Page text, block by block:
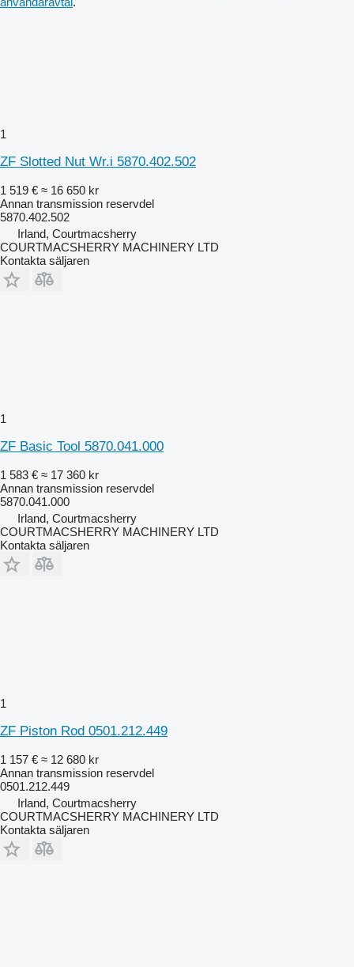
1
ZF Slotted Nut Wr.i 5870.402.502
1 519 € ≈ 16 650 kr
Annan transmission reservdel
5870.402.502
Irland, Courtmacsherry
COURTMACSHERRY MACHINERY LTD
Kontakta säljaren
1
ZF Basic Tool 5870.041.000
1 583 € ≈ 17 360 kr
Annan transmission reservdel
5870.041.000
Irland, Courtmacsherry
COURTMACSHERRY MACHINERY LTD
Kontakta säljaren
1
ZF Piston Rod 0501.212.449
1 157 € ≈ 12 680 kr
Annan transmission reservdel
0501.212.449
Irland, Courtmacsherry
COURTMACSHERRY MACHINERY LTD
Kontakta säljaren